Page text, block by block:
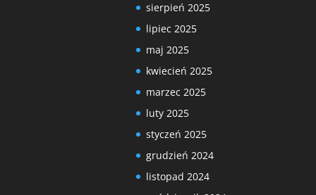
sierpień 2025
lipiec 2025
maj 2025
kwiecień 2025
marzec 2025
luty 2025
styczeń 2025
grudzień 2024
listopad 2024